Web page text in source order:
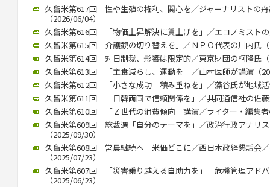
久留米第617回 性や生殖の権利、関心を／ジャーナリストの
（2026/06/04）
久留米第616回 「物価上昇解決に賃上げを」／エコノミスト
久留米第615回 介護観の切り替えを」／ＮＰＯ代表の川内氏
久留米第614回 対日制裁、影響は限定的／東京財団の柯隆氏
久留米第613回 「主食減らし、運動を」／山村医師が講演（
久留米第612回 「小さな成功 積み重ねを」／藻谷氏が地域
久留米第611回 「日韓両国で信頼関係を」／共同通信社の佐
久留米第610回 「Ｚ世代の消費傾向」講演／ライター・編集
久留米第609回 総裁選「自分のテーマを」／政治行政アナリ
（2025/09/30）
久留米第608回 営農継続へ 米価どこに／西日本政経懇話会／
（2025/07/23）
久留米第607回 「災害乗り越える自助力を」 危機管理アド
（2025/06/23）